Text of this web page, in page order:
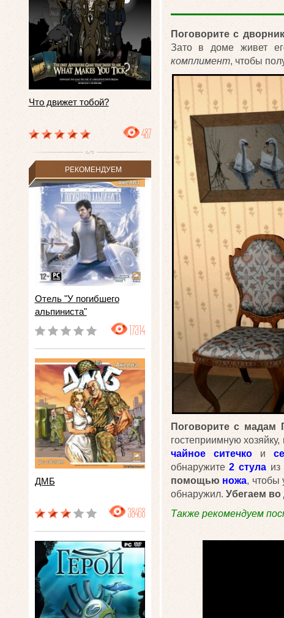
Что движет тобой?
487
РЕКОМЕНДУЕМ
Отель "У погибшего
альпиниста"
17314
ДМБ
38468
Поговорите с
Зато в доме живет
комплимент, чтобы
Поговорите с мадам
гостеприимную
чайное ситечкои
обнаружите2 стула из
помощью ножа, чтобы
обнаружил. Убегаем во
Также рекомендуем